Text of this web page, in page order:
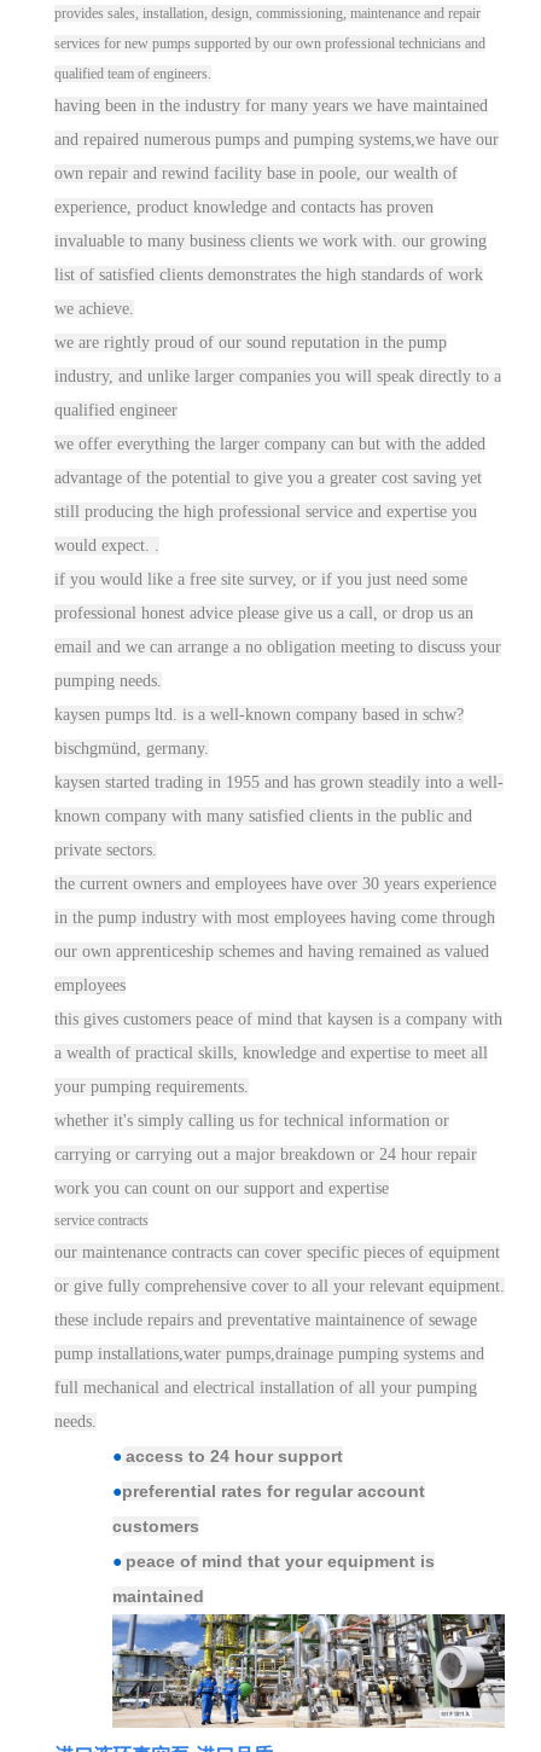
provides sales, installation, design, commissioning, maintenance and repair
services for new pumps supported by our own professional technicians and
qualified team of engineers.
having been in the industry for many years we have maintained
and repaired numerous pumps and pumping systems,we have our
own repair and rewind facility base in poole, our wealth of
experience, product knowledge and contacts has proven
invaluable to many business clients we work with. our growing
list of satisfied clients demonstrates the high standards of work
we achieve.
we are rightly proud of our sound reputation in the pump
industry, and unlike larger companies you will speak directly to a
qualified engineer
we offer everything the larger company can but with the added
advantage of the potential to give you a greater cost saving yet
still producing the high professional service and expertise you
would expect. .
if you would like a free site survey, or if you just need some
professional honest advice please give us a call, or drop us an
email and we can arrange a no obligation meeting to discuss your
pumping needs.
kaysen pumps ltd. is a well-known company based in schw?
bischgmünd, germany.
kaysen started trading in 1955 and has grown steadily into a well-
known company with many satisfied clients in the public and
private sectors.
the current owners and employees have over 30 years experience
in the pump industry with most employees having come through
our own apprenticeship schemes and having remained as valued
employees
this gives customers peace of mind that kaysen is a company with
a wealth of practical skills, knowledge and expertise to meet all
your pumping requirements.
whether it's simply calling us for technical information or
carrying or carrying out a major breakdown or 24 hour repair
work you can count on our support and expertise
service contracts
our maintenance contracts can cover specific pieces of equipment
or give fully comprehensive cover to all your relevant equipment.
these include repairs and preventative maintainence of sewage
pump installations,water pumps,drainage pumping systems and
full mechanical and electrical installation of all your pumping
needs.
● access to 24 hour support
●preferential rates for regular account
customers
● peace of mind that your equipment is
maintained